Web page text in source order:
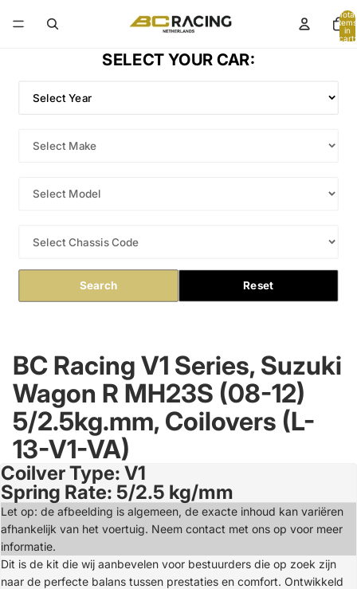
Total
items
in
cart:
SELECT YOUR CAR:
Search Reset
BC Racing V1 Series, Suzuki
Wagon R MH23S (08-12)
5/2.5kg.mm, Coilovers (L-
13-V1-VA)
Open
image
in
full
screen
Coilver Type: V1
Spring Rate: 5/2.5 kg/mm
Let op: de afbeelding is algemeen, de exacte inhoud kan variëren
afhankelijk van het voertuig. Neem contact met ons op voor meer
informatie.
Dit is de kit die wij aanbevelen voor bestuurders die op zoek zijn
naar de perfecte balans tussen prestaties en comfort. Ontwikkeld